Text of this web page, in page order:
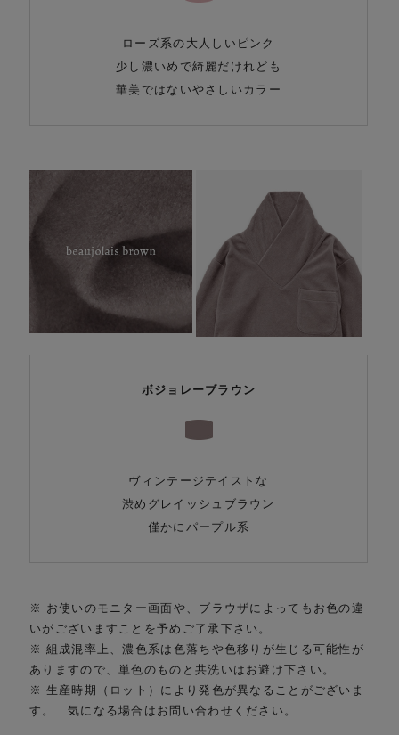
ローズ系の大人しいピンク
少し濃いめで綺麗だけれども
華美ではないやさしいカラー
ボジョレーブラウン
ヴィンテージテイストな
渋めグレイッシュブラウン
僅かにパープル系
※ お使いのモニター画面や、ブラウザによってもお色の違
いがございますことを予めご了承下さい。
※ 組成混率上、濃色系は色落ちや色移りが生じる可能性が
ありますので、単色のものと共洗いはお避け下さい。
※ 生産時期（ロット）により発色が異なることがございま
す。 気になる場合はお問い合わせください。